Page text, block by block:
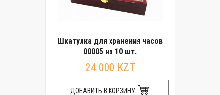
Шкатулка для хранения часов
00005 на 10 шт.
24 000 KZT
ДОБАВИТЬ В КОРЗИНУ